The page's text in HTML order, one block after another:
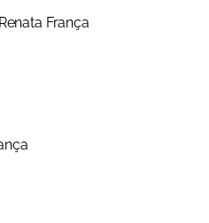
França